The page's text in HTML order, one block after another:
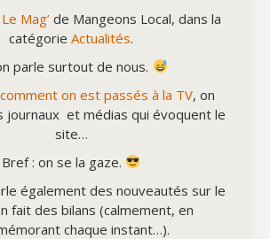
Le Mag’de Mangeons Local, dans la
catégorie Actualités.
parle surtout de nous.
comment on est passés à la TV, on
journaux et médias qui évoquent le
site…
Bref : on se la gaze.
également des nouveautés sur le
fait des bilans (calmement, en
chaque instant…).